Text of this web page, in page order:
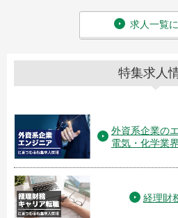
求人一覧
特集求人
外資系企業の
電気・化学業界
経理財